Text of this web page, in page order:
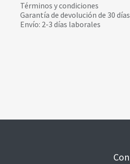
Términos y condiciones
Garantía de devolución de 30 días
Envío: 2-3 días laborales